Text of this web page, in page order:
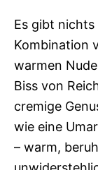
Es gibt nichts
Kombination
warmen
Biss von
cremige
wie eine
– warm,